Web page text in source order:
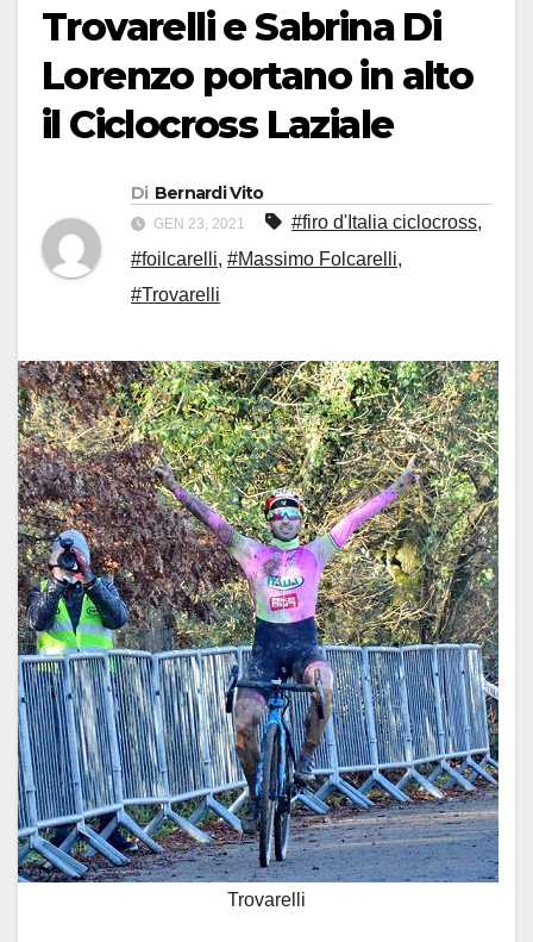
Trovarelli e Sabrina Di
Lorenzo portano in alto
il Ciclocross Laziale
Di Bernardi Vito
GEN 23, 2021 #firo d'Italia ciclocross,
#foilcarelli, #Massimo Folcarelli,
#Trovarelli
Trovarelli